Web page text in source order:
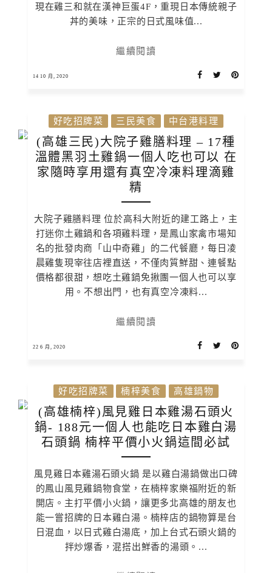
現在雞三和就在漢神巨蛋4F，重現日本傳統親子
丼的美味，正宗的日式風味值...
繼續閱讀
14 10 月, 2020
好吃招牌菜 三民美食 中台港料理
(高雄三民)大院子雞膳料理 – 17種
溫體黑羽土雞鍋一個人吃也可以 在
家隨時享用還有真空冷凍料理滴雞
精
大院子雞膳料理 位於高科大附近的建工路上，主
打迷你土雞鍋和各項雞料理，是鳳山家禽市場知
名的批發肉商「山中奇雞」的二代餐廳，每日凌
晨雞隻現宰往店裡直送，不僅肉質鮮甜、連餐點
價格都很甜，想吃土雞鍋免揪團一個人也可以享
用。不想出門，也有真空冷凍料...
繼續閱讀
22 6 月, 2020
好吃招牌菜 楠梓美食 高雄鍋物
(高雄楠梓)風見雞日本雞湯石頭火
鍋- 188元一個人也能吃日本雞白湯
石頭鍋 楠梓平價小火鍋這間必試
風見雞日本雞湯石頭火鍋 是以雞白湯鍋做出口碑
的鳳山風見雞鍋物食堂，在楠梓家樂福附近的新
開店。主打平價小火鍋，讓更多北高雄的朋友也
能一嘗招牌的日本雞白湯。楠梓店的鍋物算是台
日混血，以日式雞白湯底，加上台式石頭火鍋的
拌炒爆香，混搭出鮮香的湯頭。...